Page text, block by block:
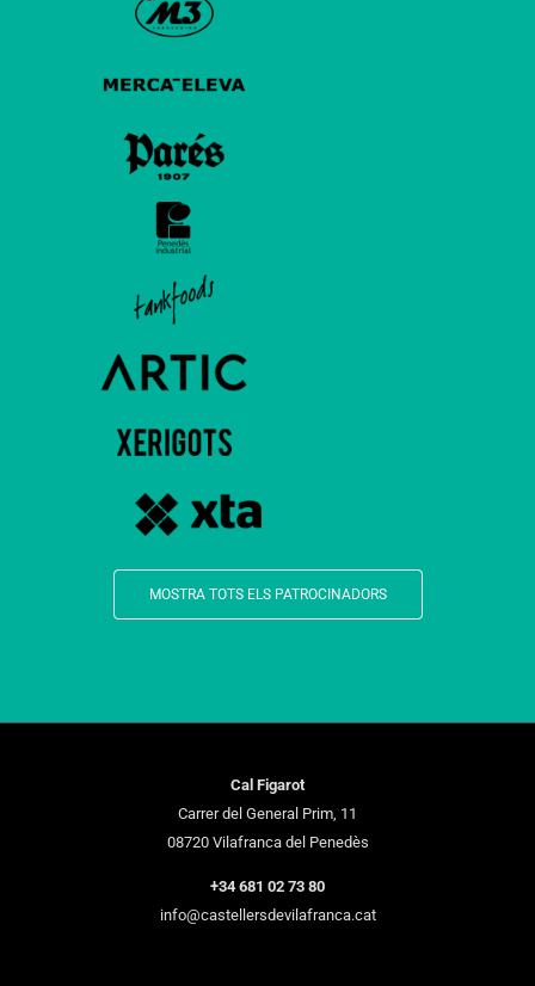
MOSTRA TOTS ELS PATROCINADORS
Cal Figarot
Carrer del General Prim, 11
08720 Vilafranca del Penedès
+34 681 02 73 80
info@castellersdevilafranca.cat